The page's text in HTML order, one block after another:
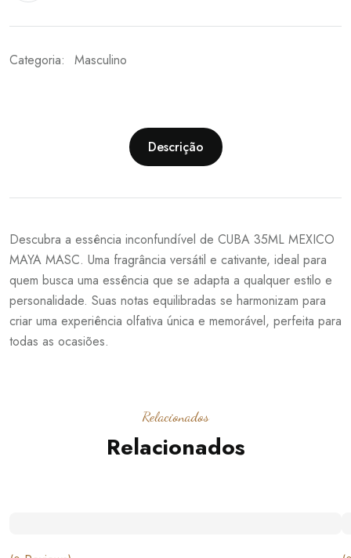
Categoria: Masculino
Descrição
Descubra a essência inconfundível de CUBA 35ML MEXICO
MAYA MASC. Uma fragrância versátil e cativante, ideal para
quem busca uma essência que se adapta a qualquer estilo e
personalidade. Suas notas equilibradas se harmonizam para
criar uma experiência olfativa única e memorável, perfeita para
todas as ocasiões.
Relacionados
Relacionados